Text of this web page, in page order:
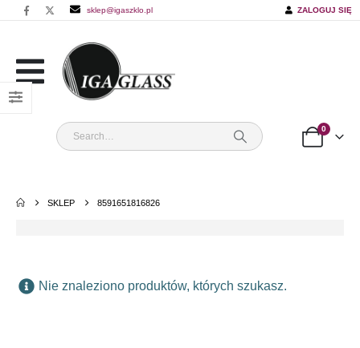
sklep@igaszklo.pl ZALOGUJ SIĘ
0
SKLEP 8591651816826
Nie znaleziono produktów, których szukasz.